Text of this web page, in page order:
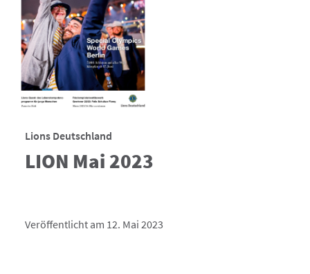
Lions Deutschland
LION Mai 2023
Veröffentlicht am 12. Mai 2023